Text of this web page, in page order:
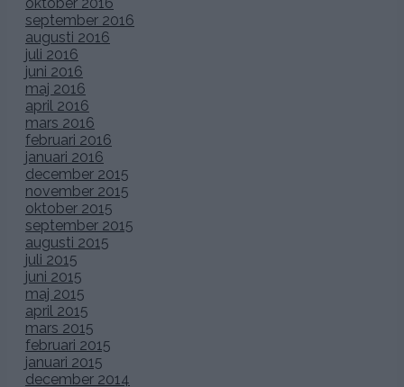
september 2016
augusti 2016
juli 2016
juni 2016
maj 2016
april 2016
mars 2016
februari 2016
januari 2016
december 2015
november 2015
oktober 2015
september 2015
augusti 2015
juli 2015
juni 2015
maj 2015
april 2015
mars 2015
februari 2015
januari 2015
december 2014